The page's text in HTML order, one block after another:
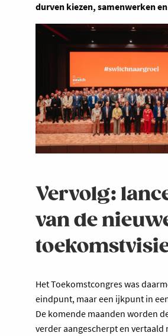
durven kiezen, samenwerken
Vervolg:
van de
Het Toekomstcongres was
eindpunt, maar een ijkpunt in
De komende maanden worden
verder aangescherpt en vertaald